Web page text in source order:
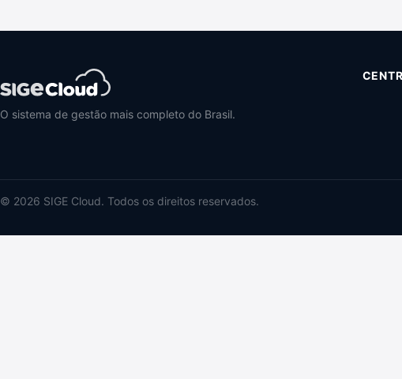
O sistema de gestão mais completo do Brasil.
© 2026 SIGE Cloud. Todos os direitos reservados.